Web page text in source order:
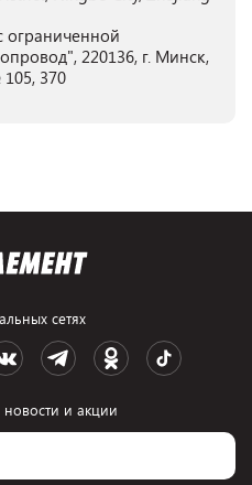
ограниченной
220136, г. Минск,
370
сетях
и акции